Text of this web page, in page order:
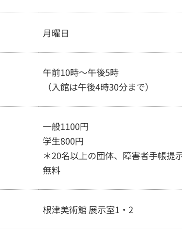
月曜日
午前10時～午後5時
（入館は午後4時30分まで）
一般1100円
学生800円
＊20名以上の団体、障害者手帳提
無料
根津美術館 展示室1・2